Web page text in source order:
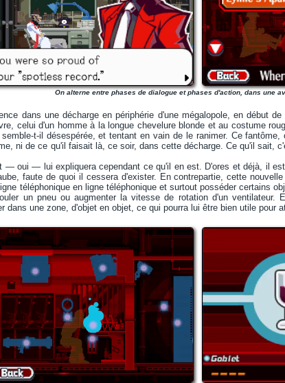
On alterne entre phases de dialogue et phases d'action, dans une
dans une décharge en périphérie d'une mégalopole, en début
celui d'un homme à la longue chevelure blonde et au costume
semble-t-il désespérée, et tentant en vain de le ranimer. Ce
ni de ce qu'il faisait là, ce soir, dans cette décharge. Ce qu'il sait,
— oui — lui expliquera cependant ce qu'il en est. D'ores et déjà, il
faute de quoi il cessera d'exister. En contrepartie, cette
téléphonique en ligne téléphonique et surtout posséder certains
un pneu ou augmenter la vitesse de rotation d'un
dans une zone, d'objet en objet, ce qui pourra lui être bien utile pour